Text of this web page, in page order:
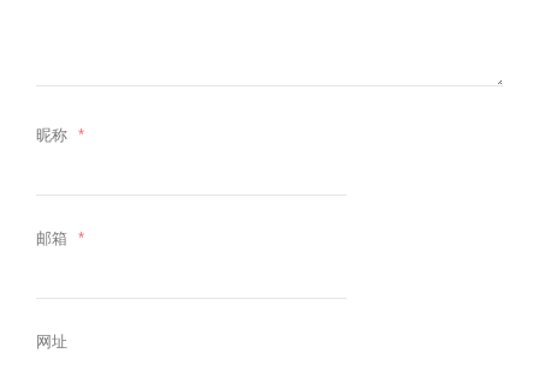
昵称 *
邮箱 *
网址